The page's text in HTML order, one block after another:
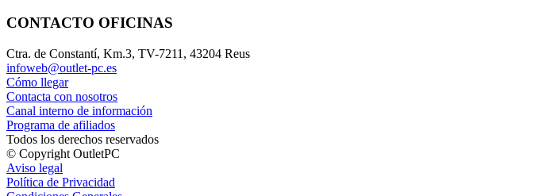
CONTACTO OFICINAS
Ctra. de Constantí, Km.3, TV-7211, 43204 Reus
infoweb@outlet-pc.es
Cómo llegar
Contacta con nosotros
Canal interno de información
Programa de afiliados
Todos los derechos reservados
© Copyright OutletPC
Aviso legal
Política de Privacidad